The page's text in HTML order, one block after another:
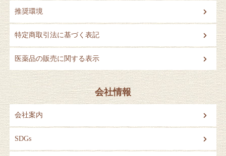
推奨環境
特定商取引法に基づく表記
医薬品の販売に関する表示
会社情報
会社案内
SDGs